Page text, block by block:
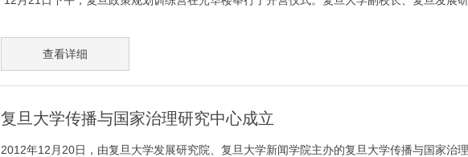
查看详细
复旦大学传播与国家治理研究中心成立
2012年12月20日，由复旦大学发展研究院、复旦大学新闻学院主办的复旦大学传播与国家治